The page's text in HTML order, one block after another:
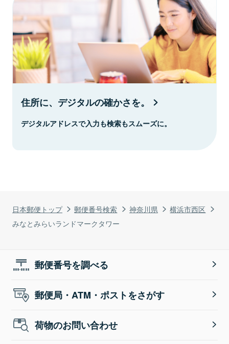
日本郵便トップ 郵便番号検索 神奈川県
横浜市西区
みなとみらいランドマークタワー
住所に、デジタルの確かさを。
デジタルアドレスで入力も検索もスムーズに。
郵便番号を調べる
郵便局・ATM・ポストをさがす
荷物のお問い合わせ